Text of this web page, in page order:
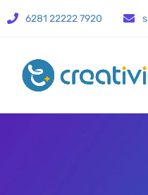
6281 22222 7920